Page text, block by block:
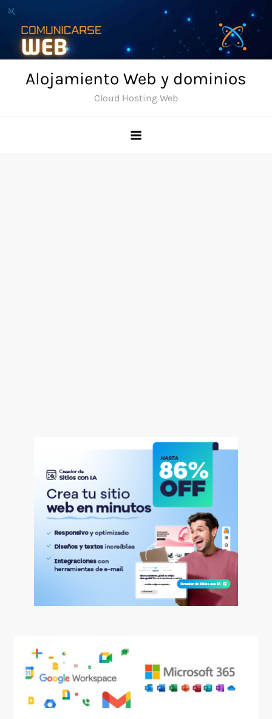
Skip
content
Alojamiento Web y dominios
Cloud Hosting Web